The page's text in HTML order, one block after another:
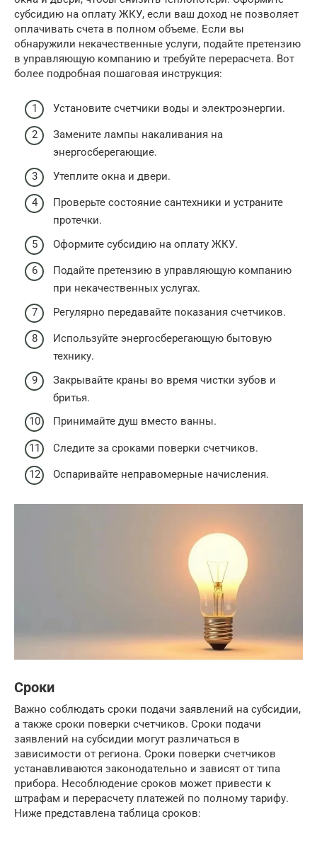
субсидию на оплату ЖКУ, если ваш доход не позволяет
оплачивать счета в полном объеме. Если вы
обнаружили некачественные услуги, подайте претензию
в управляющую компанию и требуйте перерасчета. Вот
более подробная пошаговая инструкция:
Установите счетчики воды и электроэнергии.
Замените лампы накаливания на
энергосберегающие.
Утеплите окна и двери.
Проверьте состояние сантехники и устраните
протечки.
Оформите субсидию на оплату ЖКУ.
Подайте претензию в управляющую компанию
при некачественных услугах.
Регулярно передавайте показания счетчиков.
Используйте энергосберегающую бытовую
технику.
Закрывайте краны во время чистки зубов и
бритья.
Принимайте душ вместо ванны.
Следите за сроками поверки счетчиков.
Оспаривайте неправомерные начисления.
Сроки
Важно соблюдать сроки подачи заявлений на субсидии,
а также сроки поверки счетчиков. Сроки подачи
заявлений на субсидии могут различаться в
зависимости от региона. Сроки поверки счетчиков
устанавливаются законодательно и зависят от типа
прибора. Несоблюдение сроков может привести к
штрафам и перерасчету платежей по полному тарифу.
Ниже представлена таблица сроков: